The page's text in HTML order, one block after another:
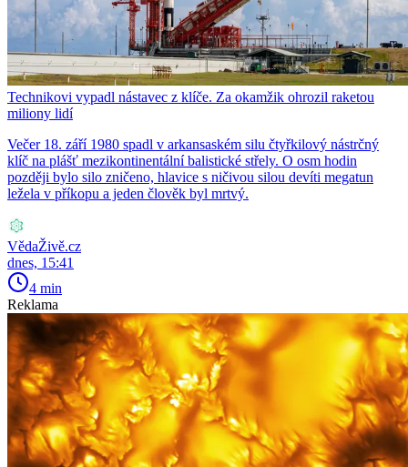
Technikovi vypadl nástavec z klíče. Za okamžik ohrozil raketou
miliony lidí
Večer 18. září 1980 spadl v arkansaském silu čtyřkilový nástrčný
klíč na plášť mezikontinentální balistické střely. O osm hodin
později bylo silo zničeno, hlavice s ničivou silou devíti megatun
ležela v příkopu a jeden člověk byl mrtvý.
VědaŽivě.cz
dnes, 15:41
4 min
Reklama